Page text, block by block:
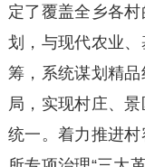
定了覆盖全乡各
划，与现代农业
筹，系统谋划精
局，实现村庄、
统一。着力推进